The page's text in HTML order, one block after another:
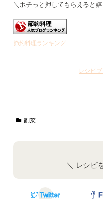
＼ポチっと押してもらえると
節約料理ランキング
レシピ
副菜
＼ レシピ
Twitter